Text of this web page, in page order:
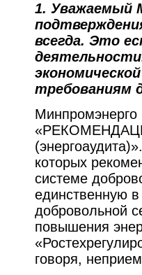
1. Уважаемый
всегда. Это
требованиям
Минпромэнерго
которых
системе
единственную
добровольной
повышения
говоря,